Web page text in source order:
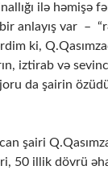
ilə həmişə
bir anlayış var –
ki,
iztirab və
da şairin
şairi
50 illik dövrü